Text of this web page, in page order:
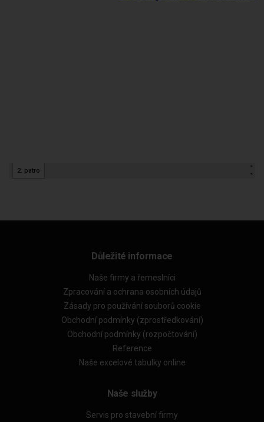
Důležité informace
Naše firmy a řemeslníci
Zpracování a ochrana osobních údajů
Zásady pro používání souborů cookie
Obchodní podmínky (zprostředkování)
Obchodní podmínky (rozpočtování)
Reference
Naše excelové tabulky online
Naše služby
Servis pro stavební firmy